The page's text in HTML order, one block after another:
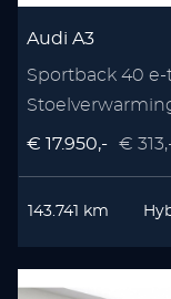
Audi A3
Sportback 40 e-
€ 17.950,- €
143.741 km